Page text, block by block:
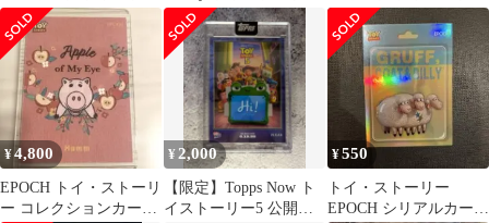
リー
ベースカード
リー まとめ売り
¥4,800
EPOCH トイ・ストーリ
ー コレクションカード
¥ 2,000
【限定】Topps Now ト
イストーリー5 公開記
¥550
トイ・ストーリー
EPOCH シリアルカード